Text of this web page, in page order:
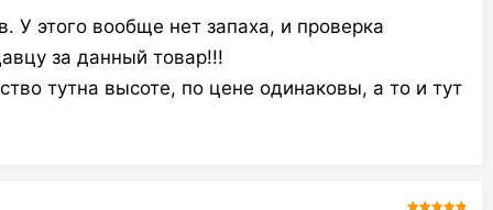
У этого вообще нет запаха, и проверка
за данный товар!!!
тутна высоте, по цене одинаковы, а то и тут